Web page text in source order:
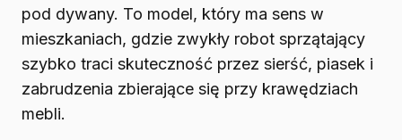
pod dywany. To model, który ma sens w
mieszkaniach, gdzie zwykły robot sprzątający
szybko traci skuteczność przez sierść, piasek i
zabrudzenia zbierające się przy krawędziach
mebli.